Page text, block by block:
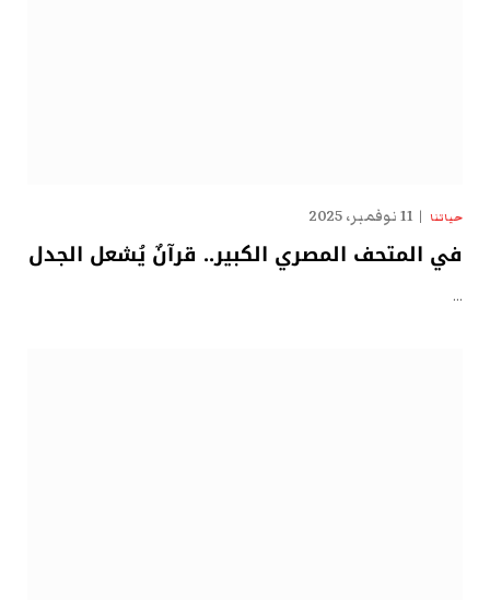
حياتنا 11 نوفمبر، 2025
في المتحف المصري الكبير.. قرآنٌ يُشعل الجدل
…